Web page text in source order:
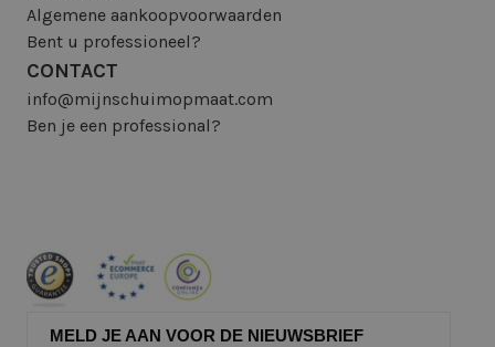
Algemene aankoopvoorwaarden
Bent u professioneel?
CONTACT
info@mijnschuimopmaat.com
Ben je een professional?
MELD JE AAN VOOR DE NIEUWSBRIEF